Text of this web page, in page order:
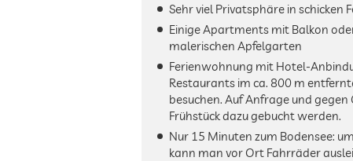
Sehr viel Privatsphäre in schicken
Einige Apartments mit Balkon
malerischen Apfelgarten
Ferienwohnung mit Hotel-
Restaurants im ca. 800 m
besuchen. Auf Anfrage und
Frühstück dazu gebucht werden.
Nur 15 Minuten zum Bodensee:
kann man vor Ort Fahrräder